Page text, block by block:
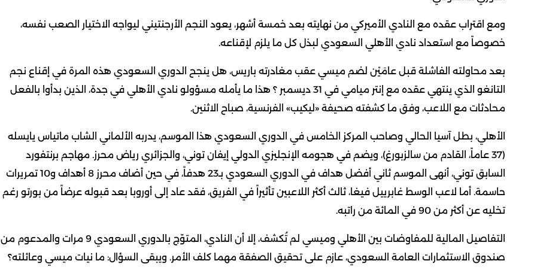
ومع اقتراب عقده مع النادي الأميركي من نهايته بعد خمسة أشهر، يعود النجم الأرجنتيني ليواجه الاختيار الصعب نفسه،
خصوصاً مع استعداد نادي الأهلي السعودي لبذل كل ما يلزم لإقناعه.
بعد محاولته الفاشلة قبل عامَيْن لضم ميسي عقب مغادرته باريس، هل ينجح الدوري السعودي هذه المرة في إقناع نجم
التانغو الذي ينتهي عقده مع إنتر ميامي في 31 ديسمبر ؟ هذا ما يأمله مسؤولو نادي الأهلي في جدة، الذين بدأوا بالفعل
محادثات مع اللاعب، وفق ما كشفته صحيفة «ليكيب» الفرنسية، صباح الاثنين.
الأهلي، بطل آسيا الحالي وصاحب المركز الخامس في الدوري السعودي هذا الموسم، يدربه الألماني الشاب ماتياس يايسله
(37 عاماً، القادم من سالزبورغ)، ويضم في هجومه الإنجليزي الدولي إيفان توني، والجزائري رياض محرز. مهاجم برنتفورد
السابق توني، أنهى الموسم ثاني أفضل هداف في الدوري السعودي بـ23 هدفاً، في حين أضاف محرز 8 أهداف و10 تمريرات
حاسمة. أما لاعب الوسط غابرييل فيغا، ثالث أكثر اللاعبين تأثيراً في الفريق، فقد عاد إلى أوروبا بعد قبوله عرضاً من بورتو رغم
تخليه عن أكثر من 90 في المائة من راتبه.
التفاصيل المالية للمفاوضات بين الأهلي وميسي لم تُكشف، إلا أن النادي، المتوّج بالدوري السعودي 9 مرات والمدعوم من
صندوق الاستثمارات العامة السعودي، عازم على تحقيق الصفقة مهما كلف الأمر. ويبقى السؤال: ما نيات ميسي وعائلته؟